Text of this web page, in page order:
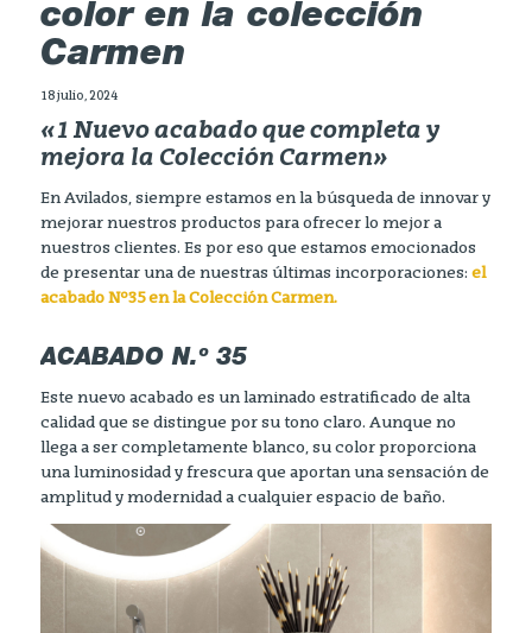
color en la colección
Carmen
18 julio, 2024
«1 Nuevo acabado que completa y
mejora la Colección Carmen»
En Avilados, siempre estamos en la búsqueda de innovar y
mejorar nuestros productos para ofrecer lo mejor a
nuestros clientes. Es por eso que estamos emocionados
de presentar una de nuestras últimas incorporaciones: el
acabado Nº35 en la Colección Carmen.
ACABADO N.º 35
Este nuevo acabado es un laminado estratificado de alta
calidad que se distingue por su tono claro. Aunque no
llega a ser completamente blanco, su color proporciona
una luminosidad y frescura que aportan una sensación de
amplitud y modernidad a cualquier espacio de baño.